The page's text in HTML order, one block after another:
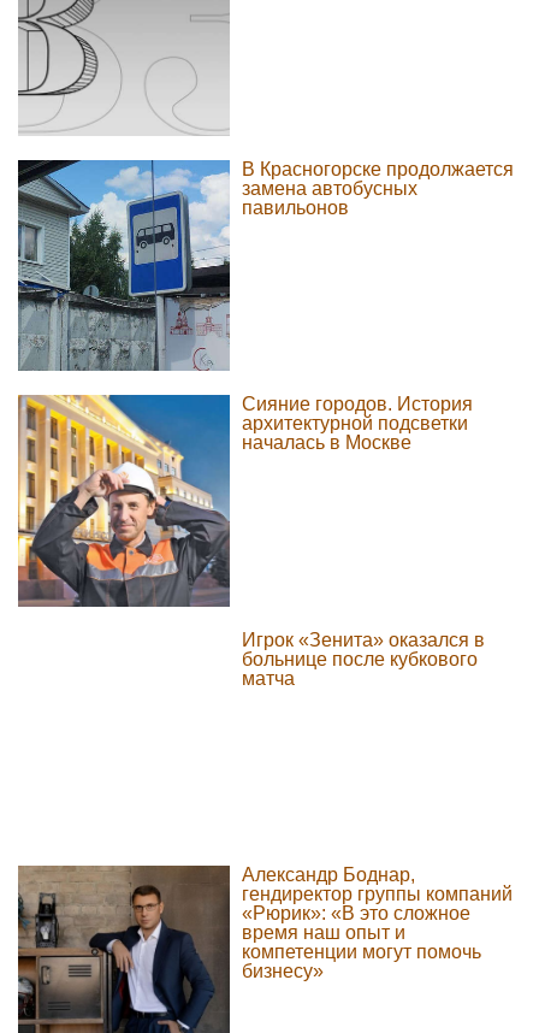
В Красногорске продолжается
замена автобусных
павильонов
Сияние городов. История
архитектурной подсветки
началась в Москве
Игрок «Зенита» оказался в
больнице после кубкового
матча
Александр Боднар,
гендиректор группы компаний
«Рюрик»: «В это сложное
время наш опыт и
компетенции могут помочь
бизнесу»